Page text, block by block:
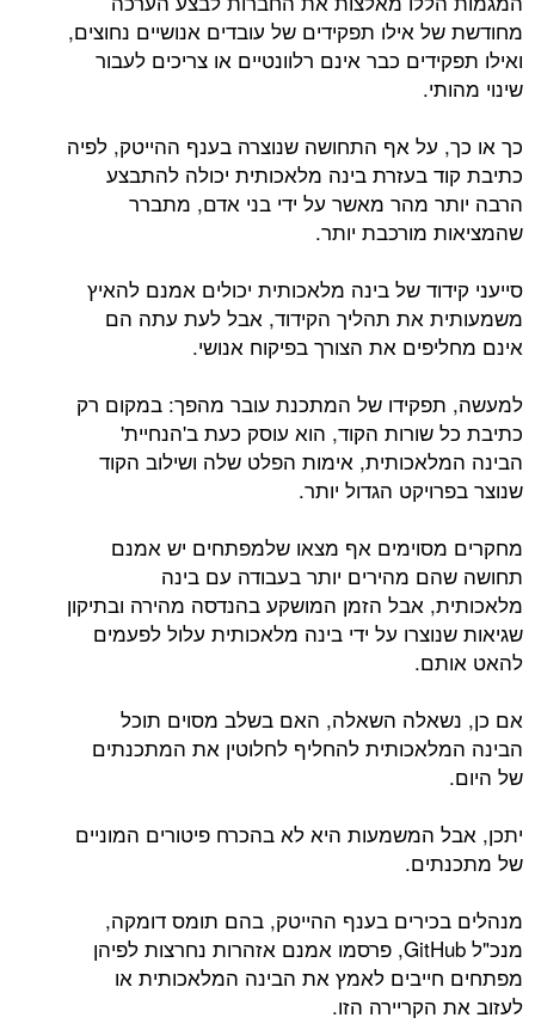
מחודשת של אילו תפקידים של עובדים אנושיים נחוצים,
ואילו תפקידים כבר אינם רלוונטיים או צריכים לעבור
שינוי מהותי.
כך או כך, על אף התחושה שנוצרה בענף ההייטק, לפיה
כתיבת קוד בעזרת בינה מלאכותית יכולה להתבצע
הרבה יותר מהר מאשר על ידי בני אדם, מתברר
שהמציאות מורכבת יותר.
סייעני קידוד של בינה מלאכותית יכולים אמנם להאיץ
משמעותית את תהליך הקידוד, אבל לעת עתה הם
אינם מחליפים את הצורך בפיקוח אנושי.
למעשה, תפקידו של המתכנת עובר מהפך: במקום רק
כתיבת כל שורות הקוד, הוא עוסק כעת ב'הנחיית'
הבינה המלאכותית, אימות הפלט שלה ושילוב הקוד
שנוצר בפרויקט הגדול יותר.
מחקרים מסוימים אף מצאו שלמפתחים יש אמנם
תחושה שהם מהירים יותר בעבודה עם בינה
מלאכותית, אבל הזמן המושקע בהנדסה מהירה ובתיקון
שגיאות שנוצרו על ידי בינה מלאכותית עלול לפעמים
להאט אותם.
אם כן, נשאלה השאלה, האם בשלב מסוים תוכל
הבינה המלאכותית להחליף לחלוטין את המתכנתים
של היום.
יתכן, אבל המשמעות היא לא בהכרח פיטורים המוניים
של מתכנתים.
מנהלים בכירים בענף ההייטק, בהם תומס דומקה,
מנכ"ל GitHub, פרסמו אמנם אזהרות נחרצות לפיהן
מפתחים חייבים לאמץ את הבינה המלאכותית או
לעזוב את הקריירה הזו.